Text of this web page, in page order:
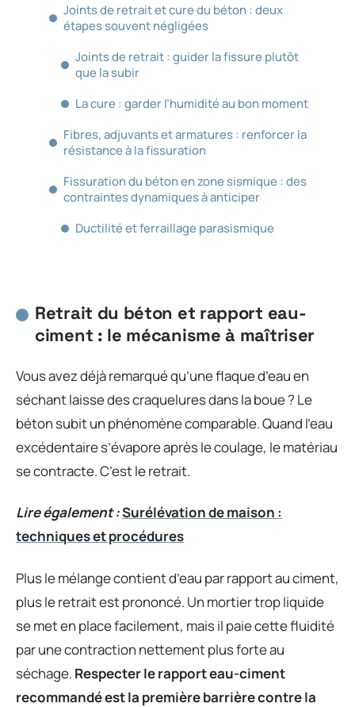
Joints de retrait et cure du béton : deux
étapes souvent négligées
Joints de retrait : guider la fissure plutôt
que la subir
La cure : garder l’humidité au bon moment
Fibres, adjuvants et armatures : renforcer la
résistance à la fissuration
Fissuration du béton en zone sismique : des
contraintes dynamiques à anticiper
Ductilité et ferraillage parasismique
Retrait du béton et rapport eau-
ciment : le mécanisme à maîtriser
Vous avez déjà remarqué qu’une flaque d’eau en
séchant laisse des craquelures dans la boue ? Le
béton subit un phénomène comparable. Quand l’eau
excédentaire s’évapore après le coulage, le matériau
se contracte. C’est le retrait.
Lire également :Surélévation de maison :
techniques et procédures
Plus le mélange contient d’eau par rapport au ciment,
plus le retrait est prononcé. Un mortier trop liquide
se met en place facilement, mais il paie cette fluidité
par une contraction nettement plus forte au
séchage. Respecter le rapport eau-ciment
recommandé est la première barrière contre la